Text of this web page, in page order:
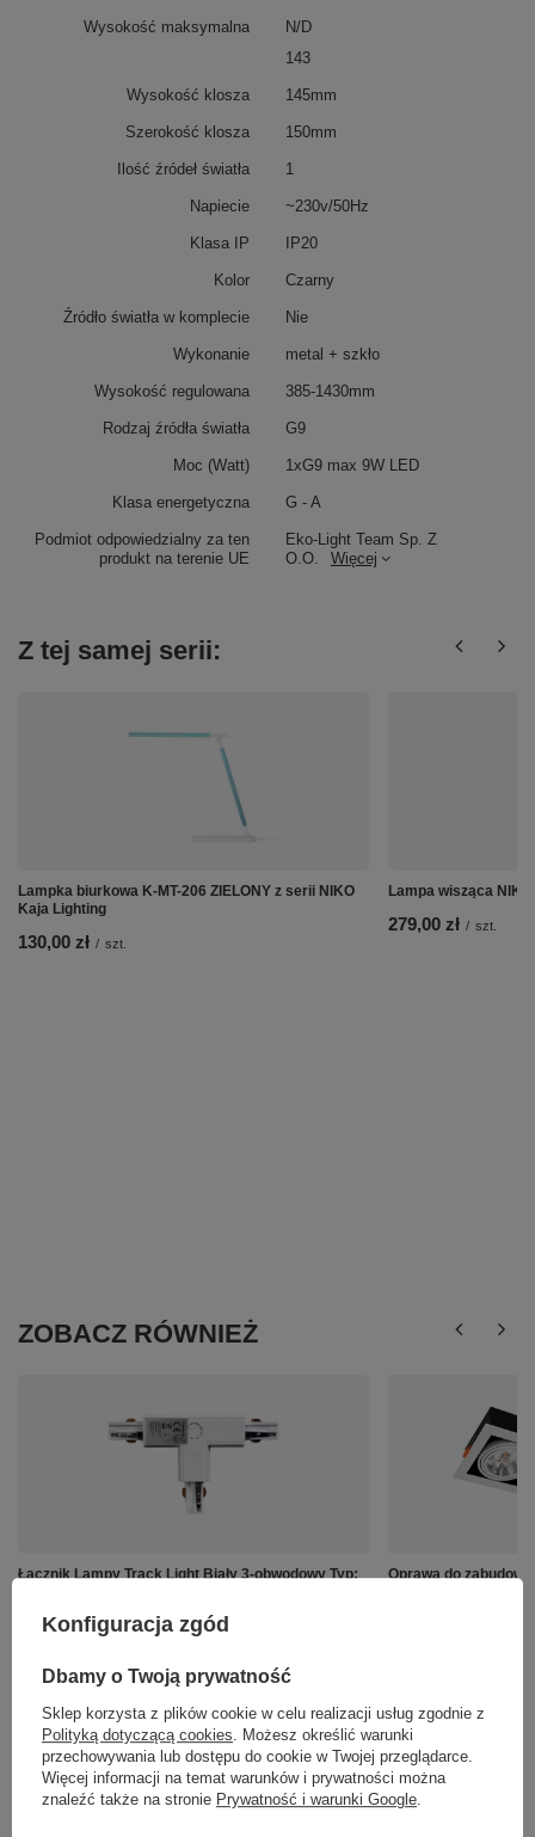
Podmiot odpowiedzialny za ten
produkt na terenie UE
Eko-Light Team Sp. Z
O.O.
Więcej
Wysokość maksymalna
N/D
143
Wysokość klosza 145mm
Szerokość klosza 150mm
Ilość źródeł światła 1
Napiecie ~230v/50Hz
Klasa IP IP20
Kolor Czarny
Źródło światła w komplecie Nie
Wykonanie metal + szkło
Wysokość regulowana 385-1430mm
Rodzaj źródła światła G9
Moc (Watt) 1xG9 max 9W LED
Klasa energetyczna G - A
Z tej samej serii:
Lampka biurkowa K-MT-206 ZIELONY z serii NIKO
Kaja Lighting
130,00 zł / szt.
Lampa wisząca
279,00 zł / szt.
ZOBACZ RÓWNIEŻ
Łącznik Lampy Track Light Biały 3-obwodowy Typ:
57,99 zł / szt.
Oprawa do
Konfiguracja zgód
Dbamy o Twoją prywatność
Sklep korzysta z plików cookie w celu realizacji usług zgodnie z
Polityką dotyczącą cookies. Możesz określić warunki
przechowywania lub dostępu do cookie w Twojej przeglądarce.
Więcej informacji na temat warunków i prywatności można
znaleźć także na stronie Prywatność i warunki Google.